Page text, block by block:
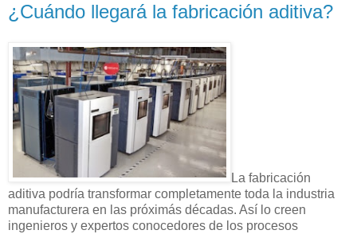
¿Cuándo llegará la fabricación aditiva?
La fabricación
aditiva podría transformar completamente toda la industria
manufacturera en las próximás décadas. Así lo creen
ingenieros y expertos conocedores de los procesos